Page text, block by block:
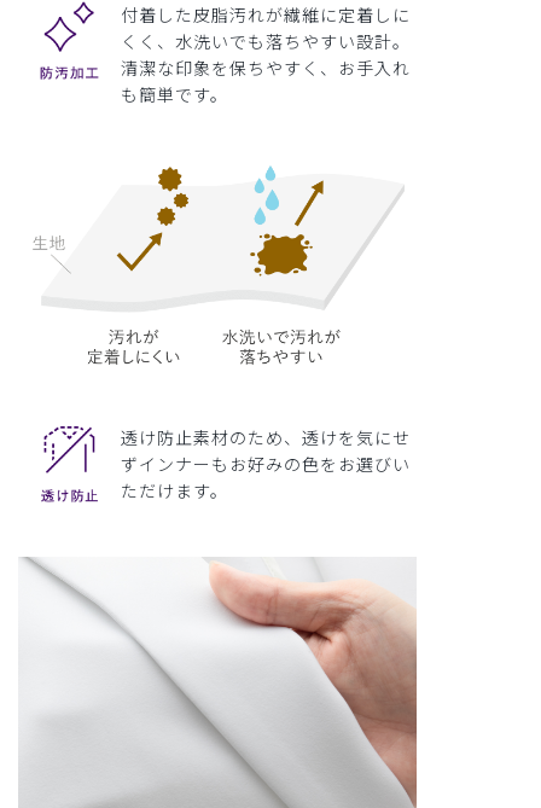
付着した皮脂汚れが繊維に定着しに
くく、水洗いでも落ちやすい設計。
清潔な印象を保ちやすく、お手入れ
も簡単です。
透け防止素材のため、透けを気にせ
ずインナーもお好みの色をお選びい
ただけます。